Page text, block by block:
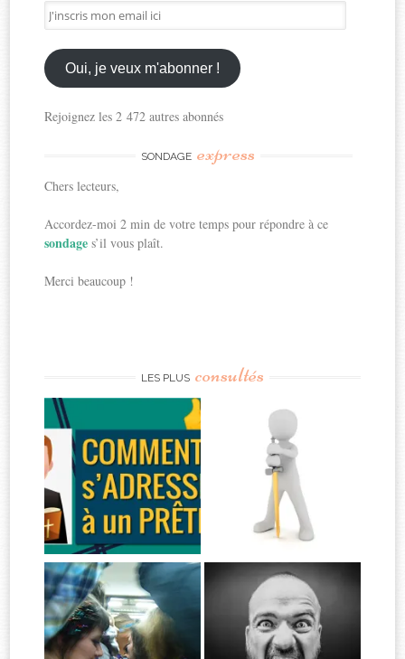
J'inscris
mon
email
ici
Oui, je veux m'abonner !
Rejoignez les 2 472 autres abonnés
SONDAGE express
Chers lecteurs,
Accordez-moi 2 min de votre temps pour répondre à ce
sondages’il vous plaît.
Merci beaucoup !
LES PLUS consultés